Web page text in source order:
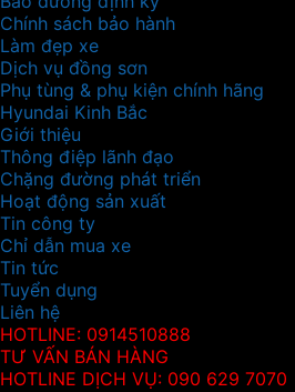
Chính sách bảo hành
Làm đẹp xe
Dịch vụ đồng sơn
Phụ tùng & phụ kiện chính hãng
Hyundai Kinh Bắc
Giới thiệu
Thông điệp lãnh đạo
Chặng đường phát triển
Hoạt động sản xuất
Tin công ty
Chỉ dẫn mua xe
Tin tức
Tuyển dụng
Liên hệ
HOTLINE: 0914510888
TƯ VẤN BÁN HÀNG
HOTLINE DỊCH VỤ: 090 629 7070